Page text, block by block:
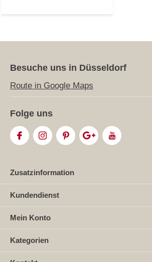
Besuche uns in Düsseldorf
Route in Google Maps
Folge uns
Zusatzinformation
Kundendienst
Mein Konto
Kategorien